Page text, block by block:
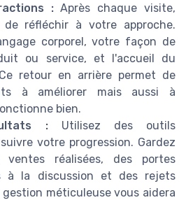
:Après chaque visite,
réfléchir à votre approche.
corporel, votre façon de
ou service, et l'accueil du
retour en arrière permet de
à améliorer mais aussi à
bien.
: Utilisez des outils
votre progression. Gardez
réalisées, des portes
à la discussion et des rejets
méticuleuse vous aidera